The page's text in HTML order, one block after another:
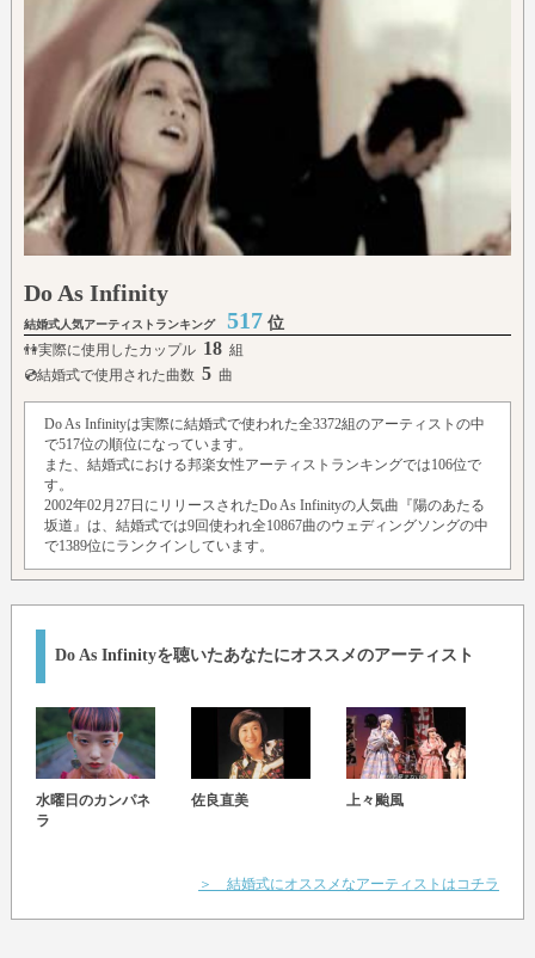
Do As Infinity
結婚式人気アーティストランキング 517 位
👫実際に使用したカップル 18 組
💿結婚式で使用された曲数 5 曲
Do As Infinityは実際に結婚式で使われた全3372組のアーティストの中
で517位の順位になっています。
また、結婚式における邦楽女性アーティストランキングでは106位で
す。
2002年02月27日にリリースされたDo As Infinityの人気曲『陽のあたる
坂道』は、結婚式では9回使われ全10867曲のウェディングソングの中
で1389位にランクインしています。
Do As Infinityを聴いたあなたにオススメのアーティスト
水曜日のカンパネ
ラ
佐良直美 上々颱風
＞ 結婚式にオススメなアーティストはコチラ